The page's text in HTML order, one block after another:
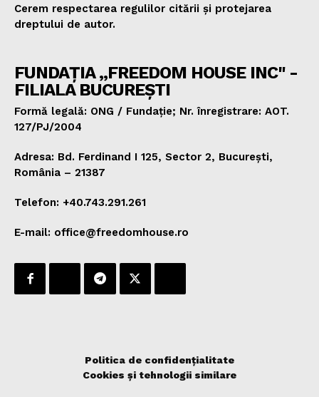
Cerem respectarea regulilor citării și protejarea
dreptului de autor.
FUNDAȚIA „FREEDOM HOUSE INC" -
FILIALA BUCUREȘTI
Formă legală: ONG / Fundație; Nr. înregistrare: AOT.
127/PJ/2004
Adresa: Bd. Ferdinand I 125, Sector 2, București,
România – 21387
Telefon: +40.743.291.261
E-mail: office@freedomhouse.ro
Politica de confidențialitate
Cookies și tehnologii similare